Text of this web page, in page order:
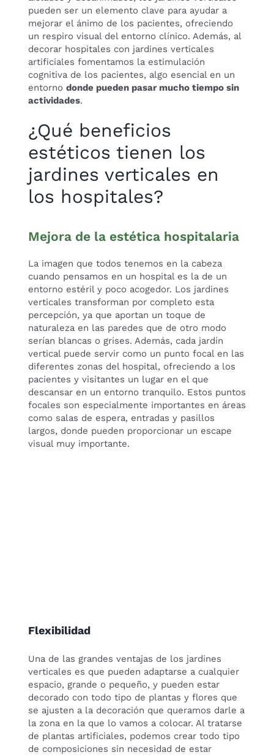
pueden ser un elemento clave para ayudar a
mejorar el ánimo de los pacientes, ofreciendo
un respiro visual del entorno clínico. Además, al
decorar hospitales con jardines verticales
artificiales fomentamos la estimulación
cognitiva de los pacientes, algo esencial en un
entorno donde pueden pasar mucho tiempo sin
actividades.
¿Qué beneficios
estéticos tienen los
jardines verticales en
los hospitales?
Mejora de la estética hospitalaria
La imagen que todos tenemos en la cabeza
cuando pensamos en un hospital es la de un
entorno estéril y poco acogedor. Los jardines
verticales transforman por completo esta
percepción, ya que aportan un toque de
naturaleza en las paredes que de otro modo
serían blancas o grises. Además, cada jardín
vertical puede servir como un punto focal en las
diferentes zonas del hospital, ofreciendo a los
pacientes y visitantes un lugar en el que
descansar en un entorno tranquilo. Estos puntos
focales son especialmente importantes en áreas
como salas de espera, entradas y pasillos
largos, donde pueden proporcionar un escape
visual muy importante.
Flexibilidad
Una de las grandes ventajas de los jardines
verticales es que pueden adaptarse a cualquier
espacio, grande o pequeño, y pueden estar
decorado con todo tipo de plantas y flores que
se ajusten a la decoración que queramos darle a
la zona en la que lo vamos a colocar. Al tratarse
de plantas artificiales, podemos crear todo tipo
de composiciones sin necesidad de estar